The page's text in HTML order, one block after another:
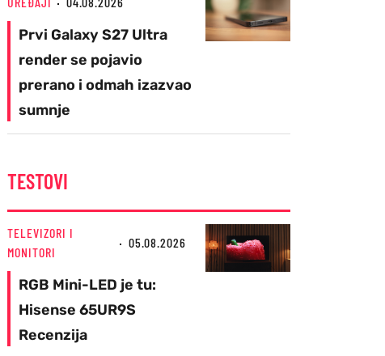
Prvi Galaxy S27 Ultra
render se pojavio
prerano i odmah izazvao
sumnje
TESTOVI
TELEVIZORI I
MONITORI
05.08.2026
RGB Mini-LED je tu:
Hisense 65UR9S
Recenzija